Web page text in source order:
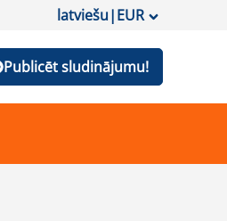
latviešu|EUR
Publicēt sludinājumu!